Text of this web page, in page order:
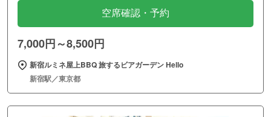
空席確認・予約
7,000円～8,500円
新宿ルミネ屋上BBQ 旅するビアガーデン Hello
新宿駅／東京都